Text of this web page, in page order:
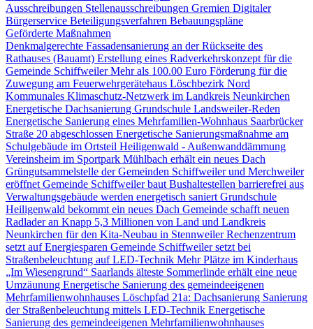
Ausschreibungen Stellenausschreibungen Gremien Digitaler
Bürgerservice Beteiligungsverfahren Bebauungspläne
Geförderte Maßnahmen
Denkmalgerechte Fassadensanierung an der Rückseite des
Rathauses (Bauamt) Erstellung eines Radverkehrskonzept für die
Gemeinde SchiffweilerMehr als 100.00 Euro Förderung für die
Zuwegung am Feuerwehrgerätehaus Löschbezirk Nord
Kommunales Klimaschutz-Netzwerk im Landkreis Neunkirchen
Energetische Dachsanierung Grundschule Landsweiler-Reden
Energetische Sanierung eines Mehrfamilien-Wohnhaus Saarbrücker
Straße 20 abgeschlossen Energetische Sanierungsmaßnahme am
Schulgebäude im Ortsteil Heiligenwald - Außenwanddämmung
Vereinsheim im Sportpark Mühlbach erhält ein neues Dach
Grüngutsammelstelle der Gemeinden Schiffweiler und Merchweiler
eröffnet Gemeinde Schiffweiler baut Bushaltestellen barrierefrei aus
Verwaltungsgebäude werden energetisch saniert Grundschule
Heiligenwald bekommt ein neues Dach Gemeinde schafft neuen
Radlader an Knapp 5,3 Millionen von Land und Landkreis
Neunkirchen für den Kita-Neubau in StennweilerRechenzentrum
setzt auf Energiesparen Gemeinde Schiffweiler setzt bei
Straßenbeleuchtung auf LED-Technik Mehr Plätze im Kinderhaus
„Im Wiesengrund“ Saarlands älteste Sommerlinde erhält eine neue
Umzäunung Energetische Sanierung des gemeindeeigenen
Mehrfamilienwohnhauses Löschpfad 21a: Dachsanierung Sanierung
der Straßenbeleuchtung mittels LED-Technik Energetische
Sanierung des gemeindeeigenen Mehrfamilienwohnhauses